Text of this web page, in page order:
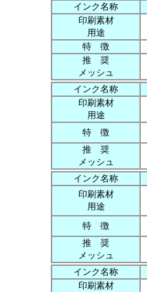
インク名称
印刷素材
用途
特 徴
推 奨
メッシュ
インク名称
印刷素材
用途
特 徴
推 奨
メッシュ
インク名称
印刷素材
用途
特 徴
推 奨
メッシュ
インク名称
印刷素材